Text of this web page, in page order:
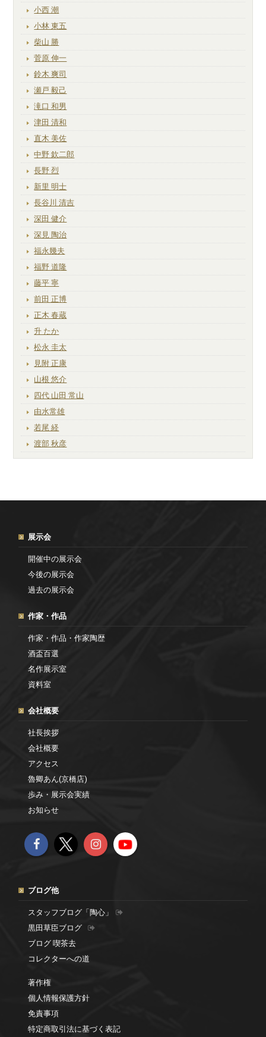
小西 潮
小林 東五
柴山 勝
菅原 伸一
鈴木 爽司
瀬戸 毅己
滝口 和男
津田 清和
直木 美佐
中野 欽二郎
長野 烈
新里 明士
長谷川 清吉
深田 健介
深見 陶治
福永幾夫
福野 道隆
藤平 寧
前田 正博
正木 春蔵
升 たか
松永 圭太
見附 正康
山根 悠介
四代 山田 常山
由水常雄
若尾 経
渡部 秋彦
展示会
開催中の展示会
今後の展示会
過去の展示会
作家・作品
作家・作品・作家陶歴
酒盃百選
名作展示室
資料室
会社概要
社長挨拶
会社概要
アクセス
魯卿あん(京橋店)
歩み・展示会実績
お知らせ
ブログ他
スタッフブログ「陶心」
黒田草臣ブログ
ブログ 喫茶去
コレクターへの道
著作権
個人情報保護方針
免責事項
特定商取引法に基づく表記